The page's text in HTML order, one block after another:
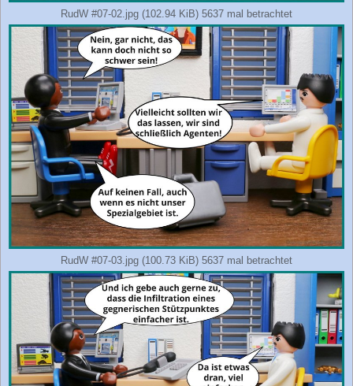
RudW #07-02.jpg (102.94 KiB) 5637 mal betrachtet
RudW #07-03.jpg (100.73 KiB) 5637 mal betrachtet